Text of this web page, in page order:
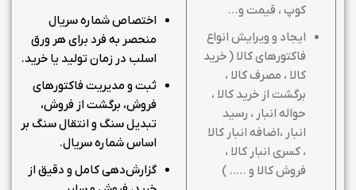
کوپ ، قیمت و…
ایجاد و ویرایش انواع
فاکتورهای کالا ( خرید
کالا ، مصرف کالا ،
برگشت از خرید کالا ،
حواله انبار ، رسید
انبار ،اضافه انبار کالا
، کسری انبار کالا ،
فروش کالا و ….. )
اختصاص شماره سریال
منحصر به فرد برای هر ورق
اسلب در زمان تولید یا خرید.
ثبت و مدیریت فاکتورهای
فروش، برگشت از فروش،
تبدیل سنگ و انتقال سنگ بر
اساس شماره سریال.
گزارش‌دهی کامل و دقیق از